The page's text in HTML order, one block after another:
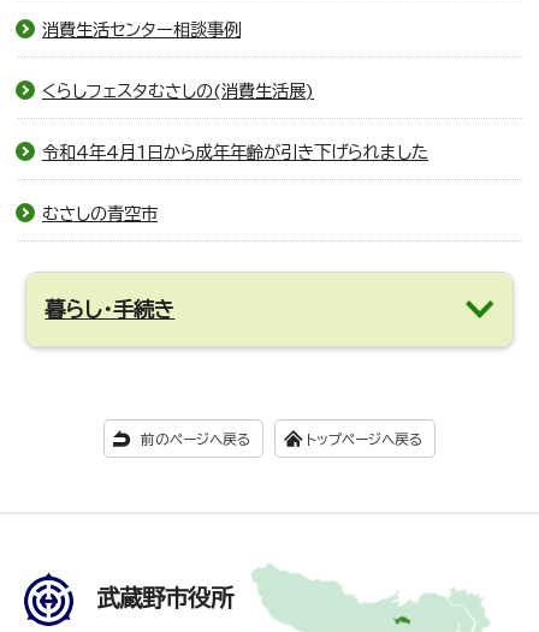
消費生活センター相談事例
くらしフェスタむさしの(消費生活展)
令和4年4月1日から成年年齢が引き下げられました
むさしの青空市
暮らし・手続き
前のページへ戻る トップページへ戻る
武蔵野市役所